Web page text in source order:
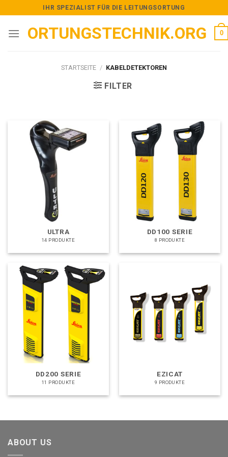
to
content
IHR SPEZIALIST FÜR DIE LEITUNGSORTUNG
ORTUNGSTECHNIK.ORG 0
STARTSEITE / KABELDETEKTOREN
FILTER
ULTRA
14 PRODUKTE
DD100 SERIE
8 PRODUKTE
DD200 SERIE
11 PRODUKTE
EZICAT
9 PRODUKTE
ABOUT US